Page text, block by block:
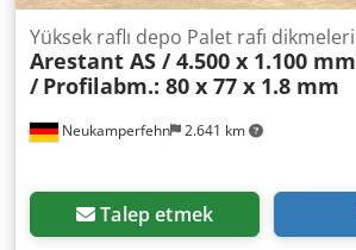
Neukamperfehn 2.641 km
Yüksek raflı depo Palet rafı dikmeleri
Arestant AS / 4.500 x 1.100 mm
/ Profilabm.: 80 x 77 x 1.8 mm
Talep etmek